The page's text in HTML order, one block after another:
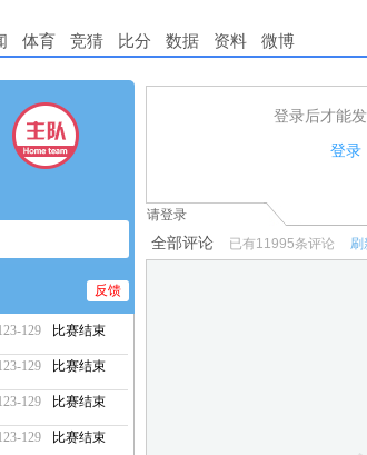
体育 竞猜 比分 数据 资料 微博
反馈
129 比赛结束
129 比赛结束
129 比赛结束
129 比赛结束
登录后才能
登录|
1.电脑端新用户可以发表评论了！
请登录
全部评论 已有11995条评论 刷